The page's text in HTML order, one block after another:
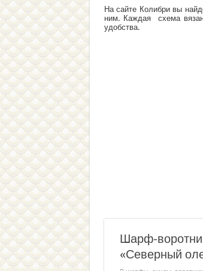
На сайте Колибри вы
ним. Каждая схема
удобства.
Шарф-
«Северный